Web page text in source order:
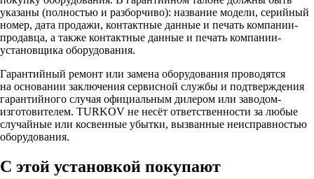
указаны (полностью и разборчиво): название модели, серийный
номер, дата продажи, контактные данные и печать компании-
продавца, а также контактные данные и печать компании-
установщика оборудования.
Гарантийный ремонт или замена оборудования проводятся
на основании заключения сервисной службы и подтверждения
гарантийного случая официальным дилером или заводом-
изготовителем. TURKOV не несёт ответственности за любые
случайные или косвенные убытки, вызванные неисправностью
оборудования.
С этой установкой покупают